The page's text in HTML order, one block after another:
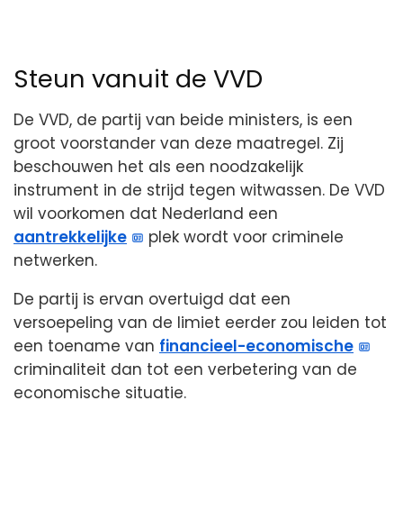
Steun vanuit de VVD
De VVD, de partij van beide ministers, is een
groot voorstander van deze maatregel. Zij
beschouwen het als een noodzakelijk
instrument in de strijd tegen witwassen. De VVD
wil voorkomen dat Nederland een
aantrekkelijke
plek wordt voor criminele
netwerken.
De partij is ervan overtuigd dat een
versoepeling van de limiet eerder zou leiden tot
een toename van financieel-economische
criminaliteit dan tot een verbetering van de
economische situatie.